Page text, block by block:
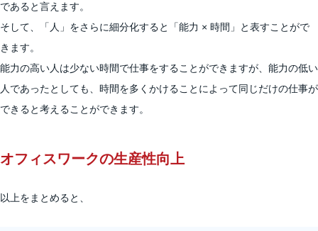
であると言えます。
そして、「人」をさらに細分化すると「能力 × 時間」と表すことがで
きます。
能力の高い人は少ない時間で仕事をすることができますが、能力の低い
人であったとしても、時間を多くかけることによって同じだけの仕事が
できると考えることができます。
オフィスワークの生産性向上
以上をまとめると、